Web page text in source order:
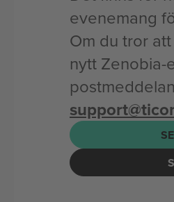
evenemang
Om du tror
nytt Zenobia-